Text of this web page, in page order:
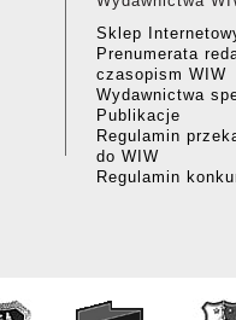
Sklep
Prenumerata
czasopism WIW
Wydawnictwa
Publikacje
Regulamin
do WIW
Regulamin